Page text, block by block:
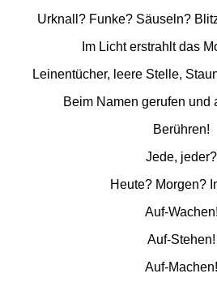
Urknall? Funke? Säuseln?
Im Licht erstrahlt das
Leinentücher, leere Stelle,
Beim Namen gerufen und
Berühren!
Jede, jeder?
Heute? Morgen?
Auf-Wachen!
Auf-Stehen!
Auf-Machen!